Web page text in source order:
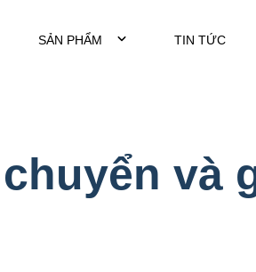
SẢN PHẨM TIN TỨC
và